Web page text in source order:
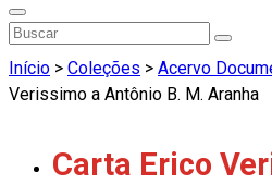
Início > Coleções > Acervo
Verissimo a Antônio B. M. Aranha
Carta Erico